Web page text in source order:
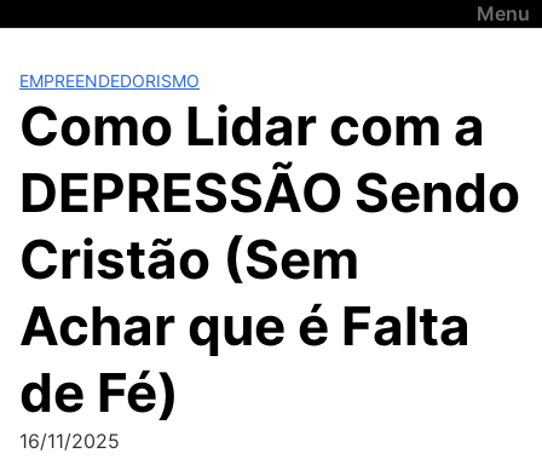
Menu
EMPREENDEDORISMO
Como Lidar com a
DEPRESSÃO Sendo
Cristão (Sem
Achar que é Falta
de Fé)
16/11/2025